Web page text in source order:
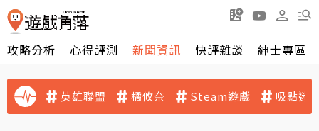
攻略分析 心得評測 新聞資訊 快評雜談 紳士專區
英雄聯盟 橘攸奈 Steam遊戲 吸點迷